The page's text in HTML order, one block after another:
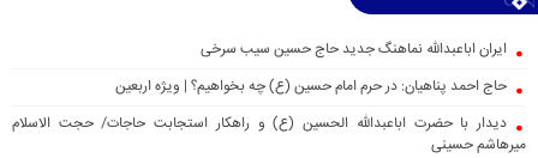
ایران اباعبدالله نماهنگ جدید حاج حسین سیب سرخی
حاج احمد پناهیان: در حرم امام حسین (ع) چه بخواهیم؟ | ویژه اربعین
دیدار با حضرت اباعبدالله الحسین (ع) و راهکار استجابت حاجات/ حجت الاسلام
میرهاشم حسینی